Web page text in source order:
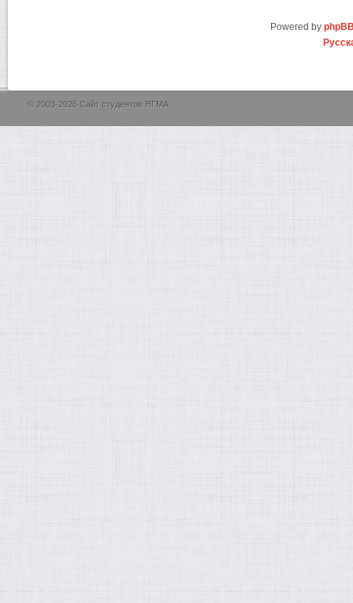
Powered by
© 2003-2026 Сайт студентов ЯГМА